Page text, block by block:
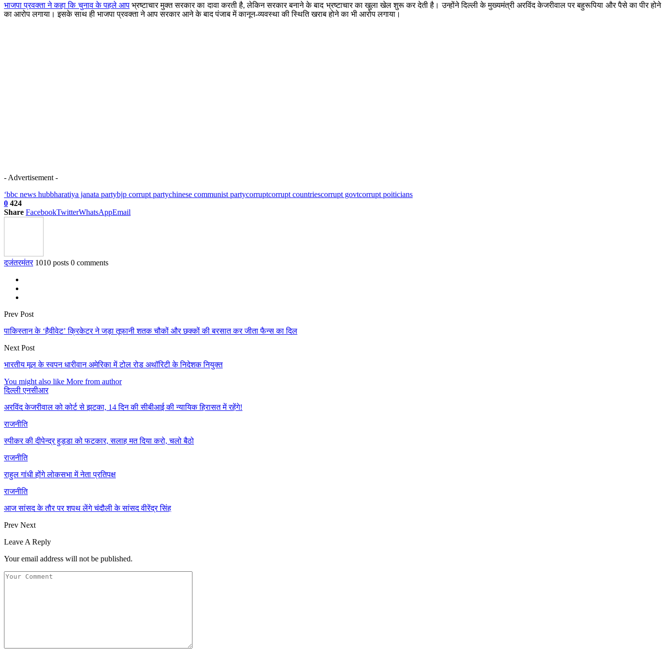
भाजपा प्रवक्ता ने कहा कि चुनाव के पहले आपभ्रष्टाचार मुक्त सरकार का दावा करती है, लेकिन सरकार बनाने के बाद भ्रष्टाचार का खुला खेल शुरू कर देती है। उन्होंने दिल्ली के मुख्यमंत्री अरविंद केजरीवाल पर बहुरूपिया और पैसे का पीर होने
का आरोप लगाया। इसके साथ ही भाजपा प्रवक्ता ने आप सरकार आने के बाद पंजाब में कानून-व्यवस्था की स्थिति खराब होने का भी आरोप लगाया।
- Advertisement -
‘bbc news hubbharatiya janata partybjp corrupt partychinese communist partycorruptcorrupt countriescorrupt govtcorrupt poiticians
0 424
Share FacebookTwitterWhatsAppEmail
दजंतरमंतर 1010 posts 0 comments
Prev Post
पाकिस्तान के ‘हैवीवेट’ क्रिकेटर ने जड़ा तूफानी शतक चौकों और छक्कों की बरसात कर जीता फैन्स का दिल
Next Post
भारतीय मूल के स्वपन धारीवान अमेरिका में टोल रोड अथॉरिटी के निदेशक नियुक्त
You might also like More from author
दिल्ली एनसीआर
अरविंद केजरीवाल को कोर्ट से झटका, 14 दिन की सीबीआई की न्यायिक हिरासत में रहेंगे!
राजनीति
स्पीकर की दीपेन्द्र हुड्डा को फटकार, सलाह मत दिया करो, चलो बैठो
राजनीति
राहुल गांधी होंगे लोकसभा में नेता प्रतिपक्ष
राजनीति
आज सांसद के तौर पर शपथ लेंगे चंदौली के सांसद वीरेंद्र सिंह
Prev Next
Leave A Reply
Your email address will not be published.